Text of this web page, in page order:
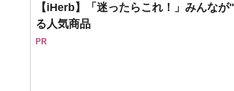
【iHerb】「迷ったらこれ！」みんな
る人気商品
PR